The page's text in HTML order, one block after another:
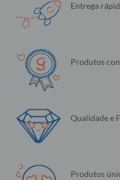
Entrega
Produtos
Qualidade e
Produtos